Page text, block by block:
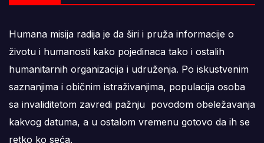
Humana misija radija je da širi i pruža informacije o
životu i humanosti kako pojedinaca tako i ostalih
humanitarnih organizacija i udruženja. Po iskustvenim
saznanjima i običnim istraživanjima, populacija osoba
sa invaliditetom zavredi pažnju povodom obeležavanja
kakvog datuma, a u ostalom vremenu gotovo da ih se
retko ko seća.